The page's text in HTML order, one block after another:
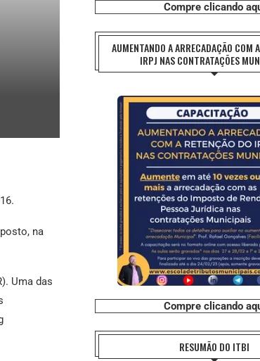
na
Uma das
Compre clicando
AUMENTANDO A ARRECADAÇÃO COM
IRPJ NAS CONTRATAÇÕES
Compre clicando
RESUMÃO DO ITBI